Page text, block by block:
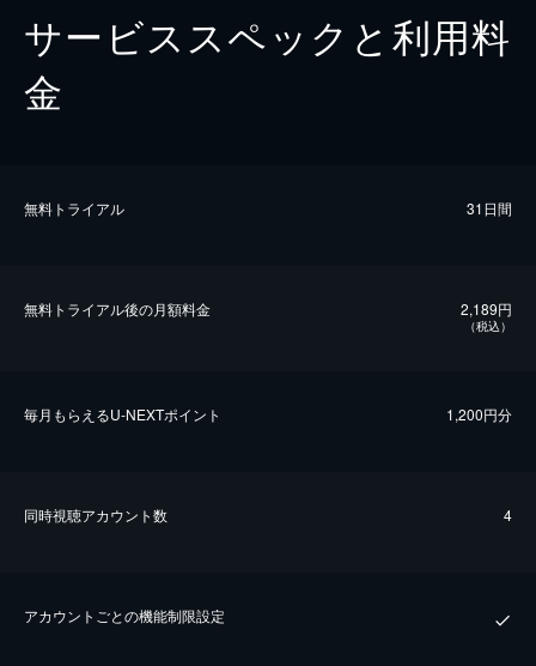
サービススペックと利用料
金
無料トライアル 31日間
無料トライアル後の⽉額料金 2,189円
（税込）
毎⽉もらえるU-NEXTポイント 1,200円分
同時視聴アカウント数 4
アカウントごとの機能制限設定